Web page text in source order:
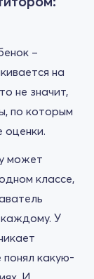
–
на
не значит,
по которым
оценки.
может
классе,
У
какую-